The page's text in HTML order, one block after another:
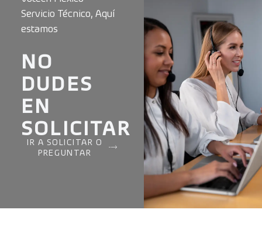
Servicio Técnico, Aquí
estamos
NO
DUDES
EN
SOLICITAR
IR A SOLICITAR O
PREGUNTAR